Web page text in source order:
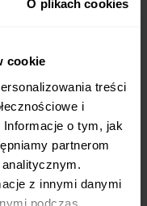
O plikach cookies
cookie
treści
i
o tym, jak
partnerom
z innymi danymi
podczas
plan
dyscypliny,
pozwól, by źle
Twój progres.